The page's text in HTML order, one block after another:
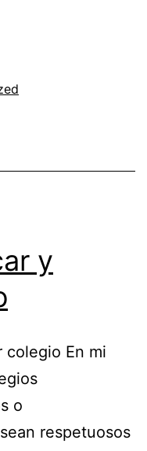
y
colegio En mi
o
respetuosos